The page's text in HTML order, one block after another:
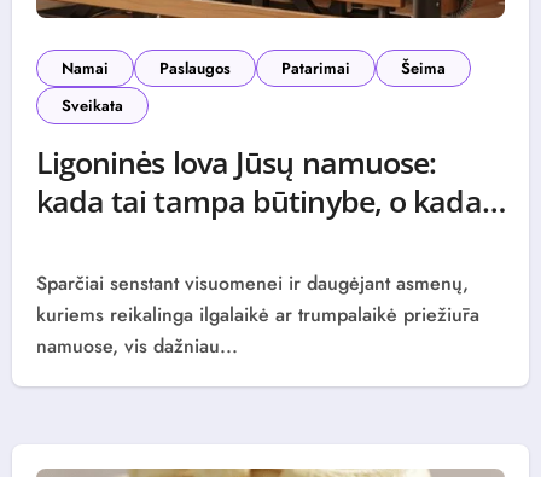
Namai Paslaugos Patarimai
Šeima
Sveikata
Ligoninės lova Jūsų namuose:
kada tai tampa būtinybe, o kada –
Sparčiai senstant visuomenei ir daugėjant asmenų,
kuriems reikalinga ilgalaikė ar trumpalaikė priežiūra
namuose, vis dažniau...